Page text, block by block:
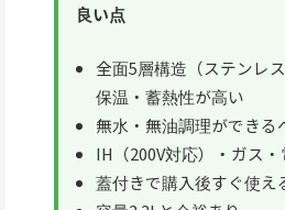
良い点
全面5層構造（ステンレ
保温・蓄熱性が高い
無水・無油調理ができる
IH（200V対応）・ガス
蓋付きで購入後すぐ使え